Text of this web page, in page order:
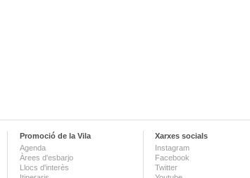
Promoció de la Vila
Agenda
Àrees d'esbarjo
Llocs d'interès
Xarxes socials
Instagram
Facebook
Twitter